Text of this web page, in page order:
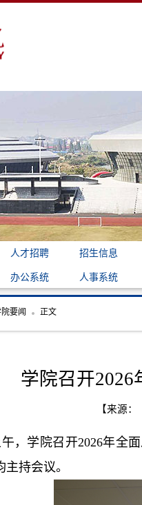
人才招聘 招生信息
办公系统 人事系统
要闻 正文
学院召开
【来源
，学院召开2026年全
持会议。